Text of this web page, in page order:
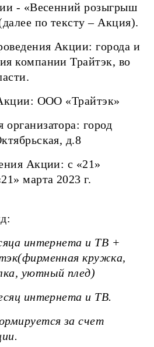
- «Весенний розыгрыш
по тексту – Акция).
Акции: города и
компании Трайтэк, во
ООО «Трайтэк»
город
д.8
Акции: с «21»
марта 2023 г.
интернета и ТВ +
кружка,
уютный плед)
интернета и ТВ.
за счет